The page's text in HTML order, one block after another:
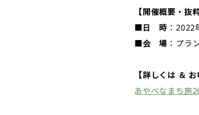
【開催概要・抜粋
■日 時 ：
■会 場 ：プラ
【詳しくは ＆
あやべなまち旅